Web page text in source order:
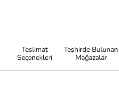
Teslimat
Seçenekleri
Teşhirde Bulunan
Mağazalar